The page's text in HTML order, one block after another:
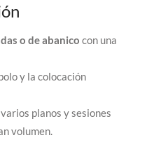
o de abanico con una
y la colocación
planos y sesiones
volumen.